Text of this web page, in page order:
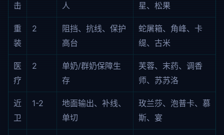
击
人
星、松果
重
装
2
阻挡、抗线、保护
高台
蛇屠箱、角峰、卡
缇、古米
医
疗
2
单奶/群奶保障生
存
芙蓉、末药、调香
师、苏苏洛
近
卫
1-2
地面输出、补线、
单切
玫兰莎、泡普卡、慕
斯、宴